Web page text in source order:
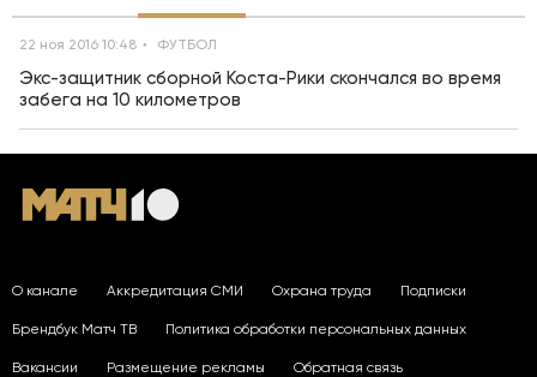
22 ноя 2016 10:48 ФУТБОЛ
Экс-защитник сборной Коста-Рики скончался во время
забега на 10 километров
О канале Аккредитация СМИ Охрана труда Подписки
Брендбук Матч ТВ Политика обработки персональных данных
Вакансии Размещение рекламы Обратная связь